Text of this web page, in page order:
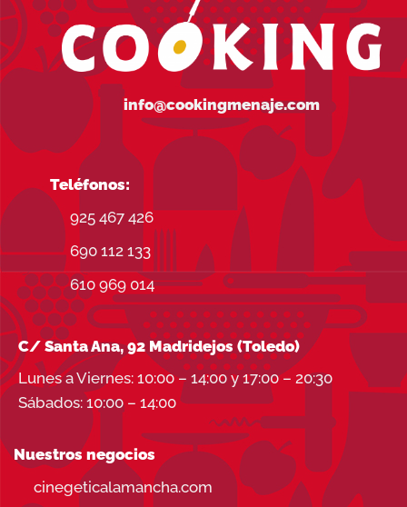
info@cookingmenaje.com
Teléfonos:
925 467 426
690 112 133
610 969 014
C/ Santa Ana, 92 Madridejos (Toledo)
Lunes a Viernes: 10:00 – 14:00 y 17:00 – 20:30
Sábados: 10:00 – 14:00
Nuestros negocios
cinegeticalamancha.com